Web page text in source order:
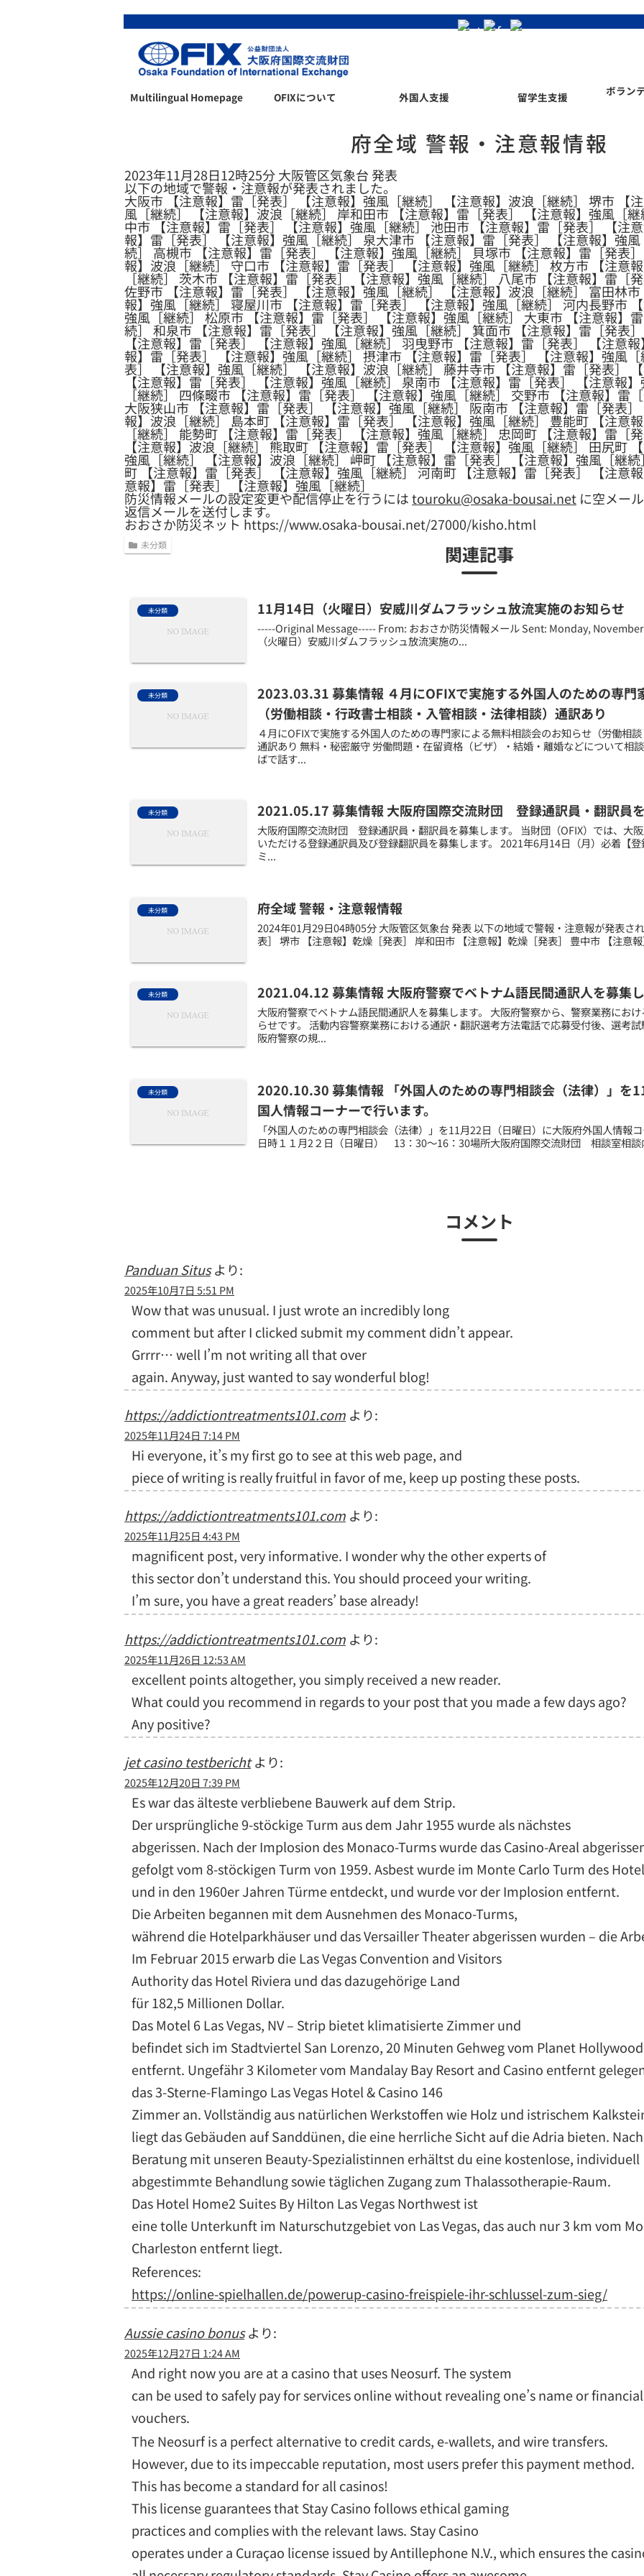
Multilingual Homepage OFIXについて 外国人支援 留学生支援
ボラン
府全域 警報・注意報情報
2023年11月28日12時25分 大阪管区気象台 発表
以下の地域で警報・注意報が発表されました。
大阪市 【注意報】雷［発表］ 【注意報】強風［継続］ 【注意報】波浪［継続］ 堺市 【
風［継続］ 【注意報】波浪［継続］ 岸和田市 【注意報】雷［発表］ 【注意報】強風［
中市 【注意報】雷［発表］ 【注意報】強風［継続］ 池田市 【注意報】雷［発表］ 【注
報】雷［発表］ 【注意報】強風［継続］ 泉大津市 【注意報】雷［発表］ 【注意報】強
続］ 高槻市 【注意報】雷［発表］ 【注意報】強風［継続］ 貝塚市 【注意報】雷［発表
報】波浪［継続］ 守口市 【注意報】雷［発表］ 【注意報】強風［継続］ 枚方市 【注意
［継続］ 茨木市 【注意報】雷［発表］ 【注意報】強風［継続］ 八尾市 【注意報】雷［
佐野市 【注意報】雷［発表］ 【注意報】強風［継続］ 【注意報】波浪［継続］ 富田林
報】強風［継続］ 寝屋川市 【注意報】雷［発表］ 【注意報】強風［継続］ 河内長野市
強風［継続］ 松原市 【注意報】雷［発表］ 【注意報】強風［継続］ 大東市 【注意報】
続］ 和泉市 【注意報】雷［発表］ 【注意報】強風［継続］ 箕面市 【注意報】雷［発表
【注意報】雷［発表］ 【注意報】強風［継続］ 羽曳野市 【注意報】雷［発表］ 【注意
報】雷［発表］ 【注意報】強風［継続］ 摂津市 【注意報】雷［発表］ 【注意報】強風
表］ 【注意報】強風［継続］ 【注意報】波浪［継続］ 藤井寺市 【注意報】雷［発表］
【注意報】雷［発表］ 【注意報】強風［継続］ 泉南市 【注意報】雷［発表］ 【注意報
［継続］ 四條畷市 【注意報】雷［発表］ 【注意報】強風［継続］ 交野市 【注意報】雷
大阪狭山市 【注意報】雷［発表］ 【注意報】強風［継続］ 阪南市 【注意報】雷［発表
報】波浪［継続］ 島本町 【注意報】雷［発表］ 【注意報】強風［継続］ 豊能町 【注意
［継続］ 能勢町 【注意報】雷［発表］ 【注意報】強風［継続］ 忠岡町 【注意報】雷［
【注意報】波浪［継続］ 熊取町 【注意報】雷［発表］ 【注意報】強風［継続］ 田尻町
強風［継続］ 【注意報】波浪［継続］ 岬町 【注意報】雷［発表］ 【注意報】強風［継
町 【注意報】雷［発表］ 【注意報】強風［継続］ 河南町 【注意報】雷［発表］ 【注意
意報】雷［発表］ 【注意報】強風［継続］
防災情報メールの設定変更や配信停止を行うにはtouroku@osaka-bousai.net に空メー
返信メールを送付します。
おおさか防災ネット https://www.osaka-bousai.net/27000/kisho.html
未分類 関連記事
未分類 11月14日（火曜日）安威川ダムフラッシュ放流実施のお知らせ
-----Original Message----- From: おおさか防災情報メール Sent: Monday,
（火曜日）安威川ダムフラッシュ放流実施の...
未分類
2023.03.31 募集情報 ４月にOFIXで実施する外国人のための専門
（労働相談・行政書士相談・入管相談・法律相談）通訳あり
４月にOFIXで実施する外国人のための専門家による無料相談会のお知らせ（労働相
通訳あり 無料・秘密厳守 労働問題・在留資格（ビザ）・結婚・離婚などについて相
ばで話す...
未分類 2021.05.17 募集情報 大阪府国際交流財団 登録通訳員・翻訳員を
大阪府国際交流財団 登録通訳員・翻訳員を募集します。 当財団（OFIX）では、大
いただける登録通訳員及び登録翻訳員を募集します。 2021年6月14日（月）必着【
ミ...
未分類 府全域 警報・注意報情報
2024年01月29日04時05分 大阪管区気象台 発表 以下の地域で警報・注意報が発表さ
表］ 堺市 【注意報】乾燥［発表］ 岸和田市 【注意報】乾燥［発表］ 豊中市 【注意
未分類 2021.04.12 募集情報 大阪府警察でベトナム語民間通訳人を募集し
大阪府警察でベトナム語民間通訳人を募集します。 大阪府警察から、警察業務にお
らせです。 活動内容警察業務における通訳・翻訳選考方法電話で応募受付後、選考
阪府警察の規...
未分類
2020.10.30 募集情報 「外国人のための専門相談会（法律）」を
国人情報コーナーで行います。
「外国人のための専門相談会（法律）」を11月22日（日曜日）に大阪府外国人情報
日時１１月2２日（日曜日） 13：30～16：30場所大阪府国際交流財団 相談室相談
コメント
Panduan Situs より:
2025年10月7日 5:51 PM
Wow that was unusual. I just wrote an incredibly long
comment but after I clicked submit my comment didn’t appear.
Grrrr… well I’m not writing all that over
again. Anyway, just wanted to say wonderful blog!
https://addictiontreatments101.com より:
2025年11月24日 7:14 PM
Hi everyone, it’s my first go to see at this web page, and
piece of writing is really fruitful in favor of me, keep up posting these posts.
https://addictiontreatments101.com より:
2025年11月25日 4:43 PM
magnificent post, very informative. I wonder why the other experts of
this sector don’t understand this. You should proceed your writing.
I’m sure, you have a great readers’ base already!
https://addictiontreatments101.com より:
2025年11月26日 12:53 AM
excellent points altogether, you simply received a new reader.
What could you recommend in regards to your post that you made a few days ago?
Any positive?
jet casino testbericht より:
2025年12月20日 7:39 PM
Es war das älteste verbliebene Bauwerk auf dem Strip.
Der ursprüngliche 9-stöckige Turm aus dem Jahr 1955 wurde als nächstes
abgerissen. Nach der Implosion des Monaco-Turms wurde das Casino-Areal
gefolgt vom 8-stöckigen Turm von 1959. Asbest wurde im Monte Carlo Turm des
und in den 1960er Jahren Türme entdeckt, und wurde vor der Implosion entfernt.
Die Arbeiten begannen mit dem Ausnehmen des Monaco-Turms,
während die Hotelparkhäuser und das Versailler Theater abgerissen wurden – die
Im Februar 2015 erwarb die Las Vegas Convention and Visitors
Authority das Hotel Riviera und das dazugehörige Land
für 182,5 Millionen Dollar.
Das Motel 6 Las Vegas, NV – Strip bietet klimatisierte Zimmer und
befindet sich im Stadtviertel San Lorenzo, 20 Minuten Gehweg vom Planet
entfernt. Ungefähr 3 Kilometer vom Mandalay Bay Resort and Casino entfernt
das 3-Sterne-Flamingo Las Vegas Hotel & Casino 146
Zimmer an. Vollständig aus natürlichen Werkstoffen wie Holz und istrischem
liegt das Gebäuden auf Sanddünen, die eine herrliche Sicht auf die Adria bieten.
Beratung mit unseren Beauty-Spezialistinnen erhältst du eine kostenlose, individuell
abgestimmte Behandlung sowie täglichen Zugang zum Thalassotherapie-Raum.
Das Hotel Home2 Suites By Hilton Las Vegas Northwest ist
eine tolle Unterkunft im Naturschutzgebiet von Las Vegas, das auch nur 3 km vom
Charleston entfernt liegt.
References:
https://online-spielhallen.de/powerup-casino-freispiele-ihr-schlussel-zum-sieg/
Aussie casino bonus より:
2025年12月27日 1:24 AM
And right now you are at a casino that uses Neosurf. The system
can be used to safely pay for services online without revealing one’s name or
vouchers.
The Neosurf is a perfect alternative to credit cards, e-wallets, and wire transfers.
However, due to its impeccable reputation, most users prefer this payment method.
This has become a standard for all casinos!
This license guarantees that Stay Casino follows ethical gaming
practices and complies with the relevant laws. Stay Casino
operates under a Curaçao license issued by Antillephone N.V., which ensures the